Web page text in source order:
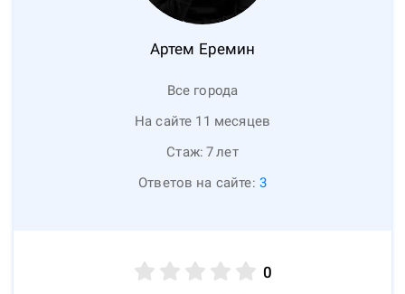
Артем Еремин
Все города
На сайте 11 месяцев
Стаж: 7лет
Ответов на сайте: 3
0